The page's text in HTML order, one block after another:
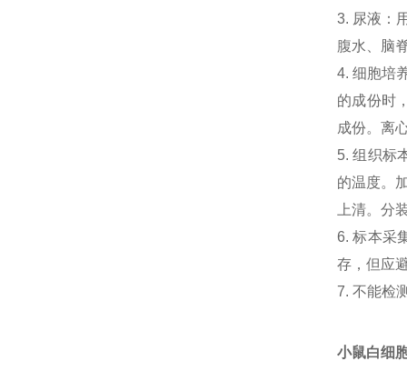
3. 尿液：
腹水、脑
4. 细胞培
的成份时
成份。离
5. 组织标
的温度。
上清。分
6. 标本采
存，但应
7. 不能检
小鼠白细